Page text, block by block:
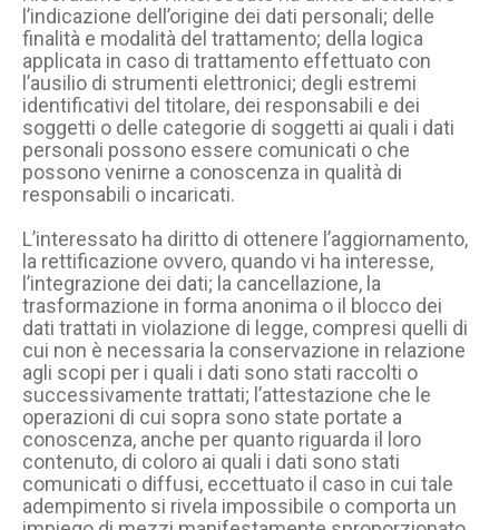
l’indicazione dell’origine dei dati personali; delle
finalità e modalità del trattamento; della logica
applicata in caso di trattamento effettuato con
l’ausilio di strumenti elettronici; degli estremi
identificativi del titolare, dei responsabili e dei
soggetti o delle categorie di soggetti ai quali i dati
personali possono essere comunicati o che
possono venirne a conoscenza in qualità di
responsabili o incaricati.
L’interessato ha diritto di ottenere l’aggiornamento,
la rettificazione ovvero, quando vi ha interesse,
l’integrazione dei dati; la cancellazione, la
trasformazione in forma anonima o il blocco dei
dati trattati in violazione di legge, compresi quelli di
cui non è necessaria la conservazione in relazione
agli scopi per i quali i dati sono stati raccolti o
successivamente trattati; l’attestazione che le
operazioni di cui sopra sono state portate a
conoscenza, anche per quanto riguarda il loro
contenuto, di coloro ai quali i dati sono stati
comunicati o diffusi, eccettuato il caso in cui tale
adempimento si rivela impossibile o comporta un